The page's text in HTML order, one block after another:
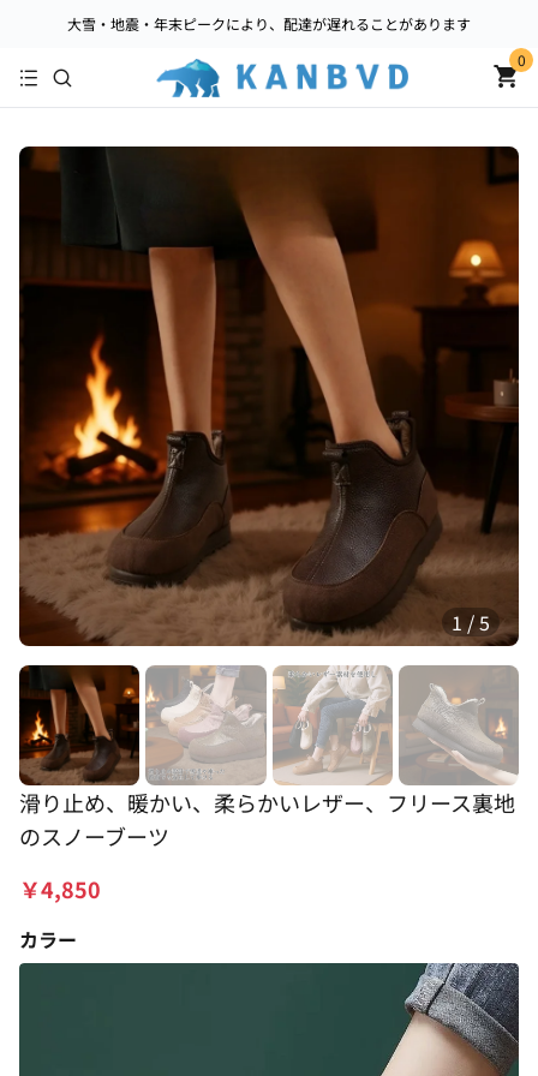
大雪・地震・年末ピークにより、配達が遅れることがあります
0
1 /5
滑り止め、暖かい、柔らかいレザー、フリース裏地
のスノーブーツ
￥4,850
カラー